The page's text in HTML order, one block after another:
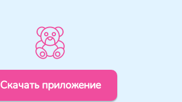
Скачать приложение